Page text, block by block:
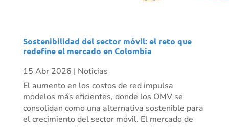
Sostenibilidad del sector móvil: el reto que
redefine el mercado en Colombia
15 Abr 2026 | Noticias
El aumento en los costos de red impulsa
modelos más eficientes, donde los OMV se
consolidan como una alternativa sostenible para
el crecimiento del sector móvil. El mercado de